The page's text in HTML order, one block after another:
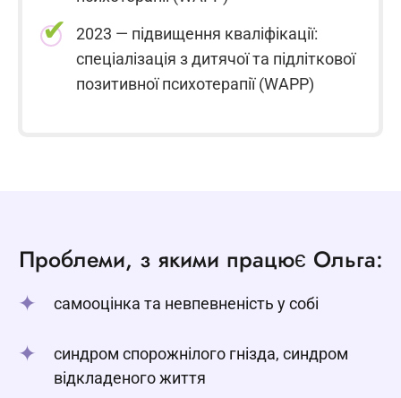
2023 — підвищення кваліфікації:
спеціалізація з дитячої та підліткової
позитивної психотерапії (WAPP)
Проблеми, з якими працює Ольга:
самооцінка та невпевненість у собі
синдром спорожнілого гнізда, синдром
відкладеного життя